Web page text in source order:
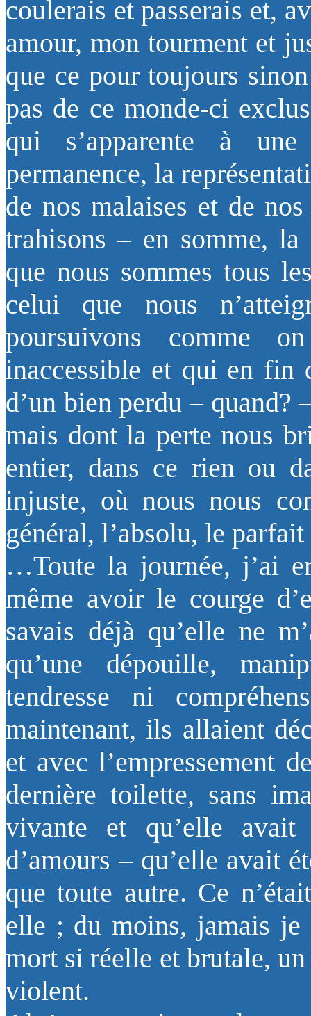
coulerais et passerais et,
amour, mon tourment et
que ce pour toujours
pas de ce monde-ci
qui s’apparente à
permanence, la
de nos malaises et de
trahisons – en somme,
que nous sommes tous
celui que nous
poursuivons comme
inaccessible et qui en fin
d’un bien perdu – quand?
mais dont la perte nous
entier, dans ce rien ou
injuste, où nous nous
général, l’absolu, le
…Toute la journée, j’ai
même avoir le courge
savais déjà qu’elle ne
qu’une dépouille,
tendresse ni
maintenant, ils allaient
et avec l’empressement
dernière toilette, sans
vivante et qu’elle
d’amours – qu’elle avait
que toute autre. Ce
elle ; du moins, jamais je
mort si réelle et brutale,
violent.